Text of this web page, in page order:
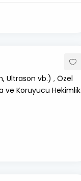
Ultrason vb.) , Özel
ve Koruyucu Hekimlik